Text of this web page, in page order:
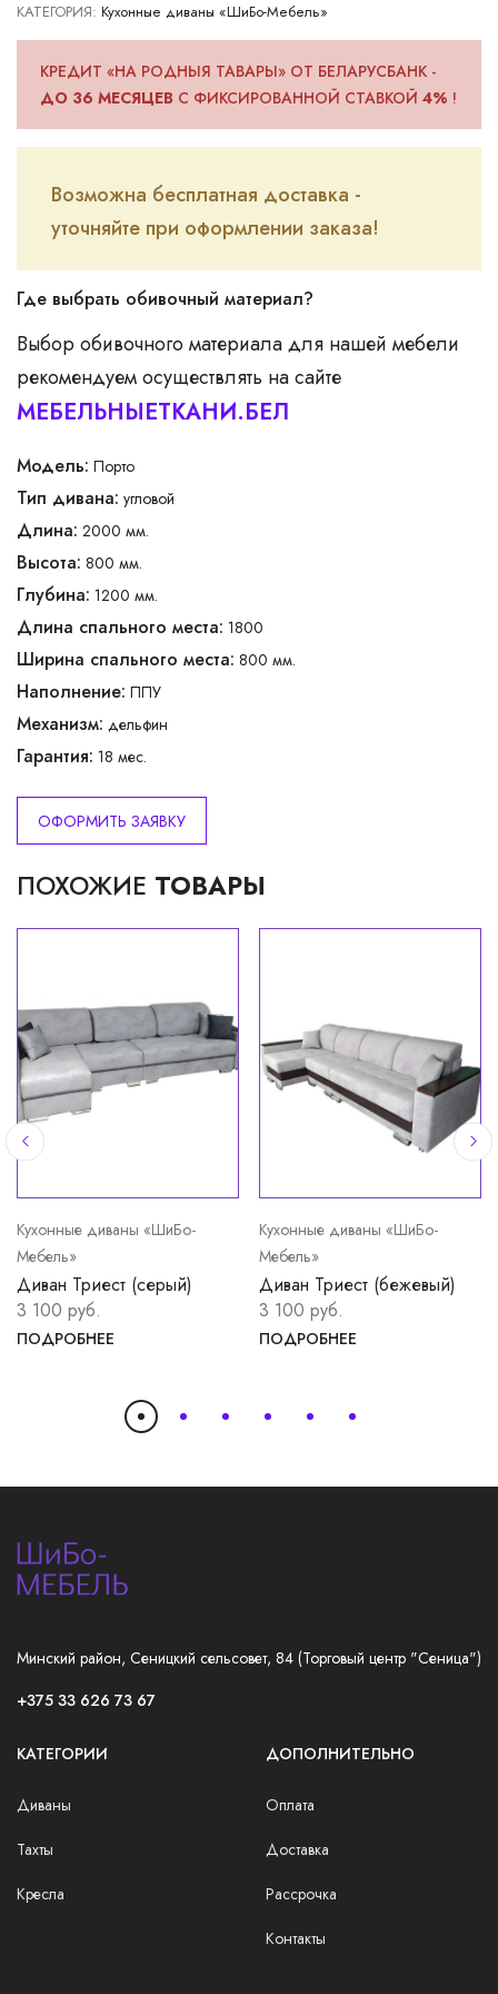
ДЛЯ ЮР.ЛИЦ
КАТЕГОРИЯ: Кухонные диваны «ШиБо-Мебель»
КРЕДИТ «НА РОДНЫЯ ТАВАРЫ» ОТ БЕЛАРУСБАНК -
ДО 36 МЕСЯЦЕВ С ФИКСИРОВАННОЙ СТАВКОЙ 4% !
Возможна бесплатная доставка -
уточняйте при оформлении заказа!
Где выбрать обивочный материал?
Выбор обивочного материала для нашей мебели
рекомендуем осуществлять на сайте
МЕБЕЛЬНЫЕТКАНИ.БЕЛ
Модель: Порто
Тип дивана: угловой
Длина: 2000 мм.
Высота: 800 мм.
Глубина: 1200 мм.
Длина спального места: 1800
Ширина спального места: 800 мм.
Наполнение: ППУ
Механизм: дельфин
Гарантия: 18 мес.
ОФОРМИТЬ ЗАЯВКУ
ПОХОЖИЕ ТОВАРЫ
Кухонные диваны «ШиБо-
Мебель»
Диван Триест (серый)
3 100 руб.
ПОДРОБНЕЕ
Кухонные диваны «ШиБо-
Мебель»
Диван Триест (бежевый)
3 100 руб.
ПОДРОБНЕЕ
Минский район, Сеницкий сельсовет, 84 (Торговый центр "Сеница")
+375 33 626 73 67
КАТЕГОРИИ
Диваны
Тахты
Кресла
ДОПОЛНИТЕЛЬНО
Оплата
Доставка
Рассрочка
Контакты